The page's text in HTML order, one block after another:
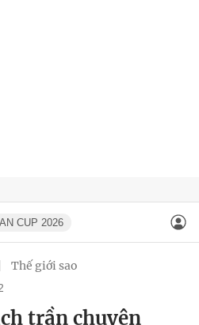
CUP 2026
Thế giới sao
trần chuyện